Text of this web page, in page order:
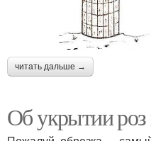
читать дальше →
Об укрытии роз